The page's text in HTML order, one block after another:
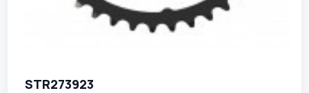
STR273923